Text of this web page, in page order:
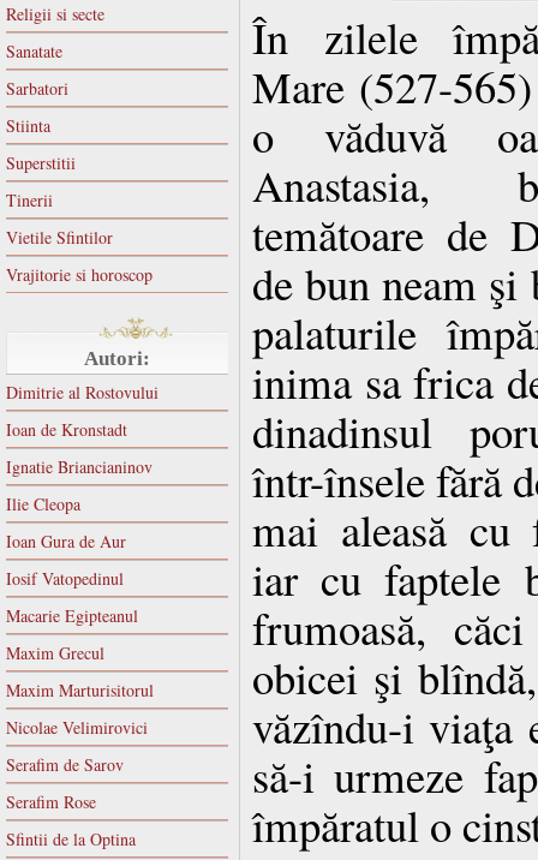
Religii si secte
Sanatate
Sarbatori
Stiinta
Superstitii
Tinerii
Vietile Sfintilor
Vrajitorie si horoscop
Autori:
Dimitrie al Rostovului
Ioan de Kronstadt
Ignatie Briancianinov
Ilie Cleopa
Ioan Gura de Aur
Iosif Vatopedinul
Macarie Egipteanul
Maxim Grecul
Maxim Marturisitorul
Nicolae Velimirovici
Serafim de Sarov
Serafim Rose
Sfintii de la Optina
În zilele
Mare (527-
o văduvă
Anastasia,
temătoare de
de bun neam
palaturile
inima sa frica
dinadinsul
într-însele fără
mai aleasă cu
iar cu faptele
frumoasă,
obicei şi
văzîndu-i viaţa
să-i urmeze
împăratul o